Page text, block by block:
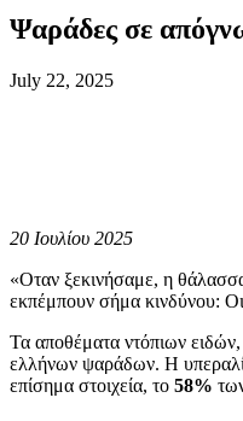
Ψαράδες σε
July 22, 2025
20 Ιουλίου 2025
«Οταν ξεκινήσαμε, η
εκπέμπουν σήμα κινδύνου:
Τα αποθέματα ντόπιων ειδών,
ελλήνων ψαράδων. Η
επίσημα στοιχεία, το 58%